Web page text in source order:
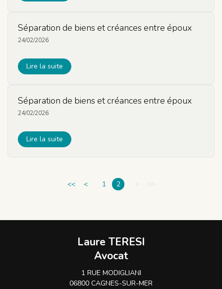
Séparation de biens et créances entre époux
24/02/2026
Lire la suite
Séparation de biens et créances entre époux
24/02/2026
Lire la suite
<< < 1 2 > >>
Laure TERESI
Avocat
1 RUE MODIGLIANI
06800 CAGNES-SUR-MER